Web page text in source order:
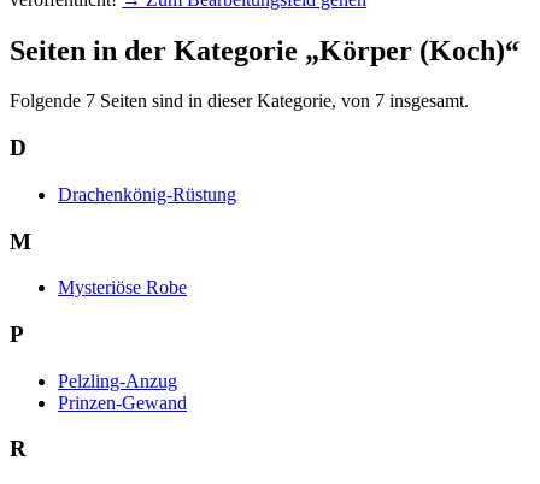
Seiten in der Kategorie „Körper (Koch)“
Folgende 7 Seiten sind in dieser Kategorie, von 7 insgesamt.
D
Drachenkönig-Rüstung
M
Mysteriöse Robe
P
Pelzling-Anzug
Prinzen-Gewand
R